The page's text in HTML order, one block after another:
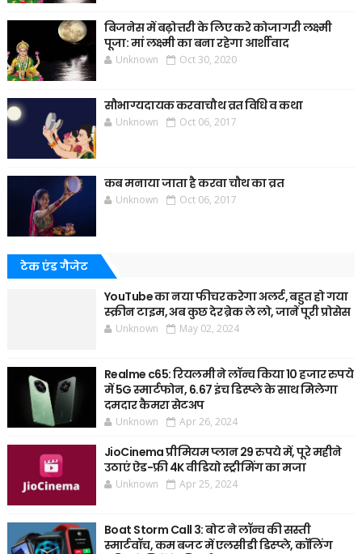
बिजनेस में बढ़ोत्तरी के लिए करे कोजागरी लक्ष्मी
पूजा: मां लक्ष्मी का बना रहेगा आर्शीवाद
Unknown Oct 30, 2020
सौभाग्यदायक करवाचौथ व्रत विधि व कथा
Unknown Oct 06, 2017
कब मनाया जाता है करवा चौथ का व्रत
Unknown Oct 06, 2017
टेक एंड गैजेट
YouTube का नया फीचर करेगा अलर्ट, बहुत हो गया
स्क्रीन टाइम, अब कुछ देर ब्रेक ले लो, जानें पूरी प्रोसेस
Unknown May 02, 2024
Realme c65: रियलमी ने लॉन्च किया 10 हजार रुपये
में 5G स्मार्टफोन, 6.67 इंच डिस्प्ले के साथ मिलेगा
दमदार कैमरा सेटअप
Unknown Apr 26, 2024
JioCinema प्रीमियम प्लान 29 रुपये में, पूरे महीने
उठाएं ऐड-फ्री 4K वीडियो स्ट्रीमिंग का मजा
Unknown Apr 25, 2024
Boat Storm Call 3: बोट ने लॉन्च की सस्ती
स्मार्टवॉच, कम बजट में एलसीडी डिस्प्ले, कॉलिंग